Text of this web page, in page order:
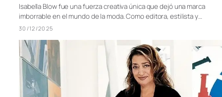
Isabella Blow fue una fuerza creativa única que dejó una marca
imborrable en el mundo de la moda. Como editora, estilista y…
30/12/2025